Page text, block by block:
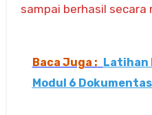
sampai berhasil secara
Baca Juga :
Latihan
Modul 6